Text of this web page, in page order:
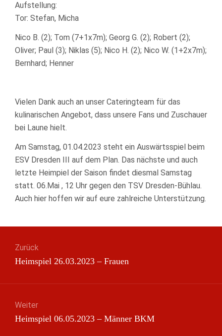
Aufstellung:
Tor: Stefan, Micha
Nico B. (2); Tom (7+1x7m); Georg G. (2); Robert (2);
Oliver; Paul (3); Niklas (5); Nico H. (2); Nico W. (1+2x7m);
Bernhard; Henner
Vielen Dank auch an unser Cateringteam für das
kulinarischen Angebot, dass unsere Fans und Zuschauer
bei Laune hielt.
Am Samstag, 01.04.2023 steht ein Auswärtsspiel beim
ESV Dresden III auf dem Plan. Das nächste und auch
letzte Heimpiel der Saison findet diesmal Samstag
statt. 06.Mai , 12 Uhr gegen den TSV Dresden-Bühlau.
Auch hier hoffen wir auf eure zahlreiche Unterstützung.
Zurück
Vorheriger
Heimspiel 26.03.2023 – Frauen
Weiter
Nächster
Heimspiel 06.05.2023 – Männer BKM